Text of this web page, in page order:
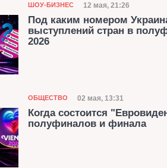
Категория
ШОУ-БИЗНЕС Дата публикации
12 мая, 21:26
Под каким номером
выступлений стран в
2026
Категория
ОБЩЕСТВО Дата публикации
02 мая, 13:31
Когда состоится
полуфиналов и финала